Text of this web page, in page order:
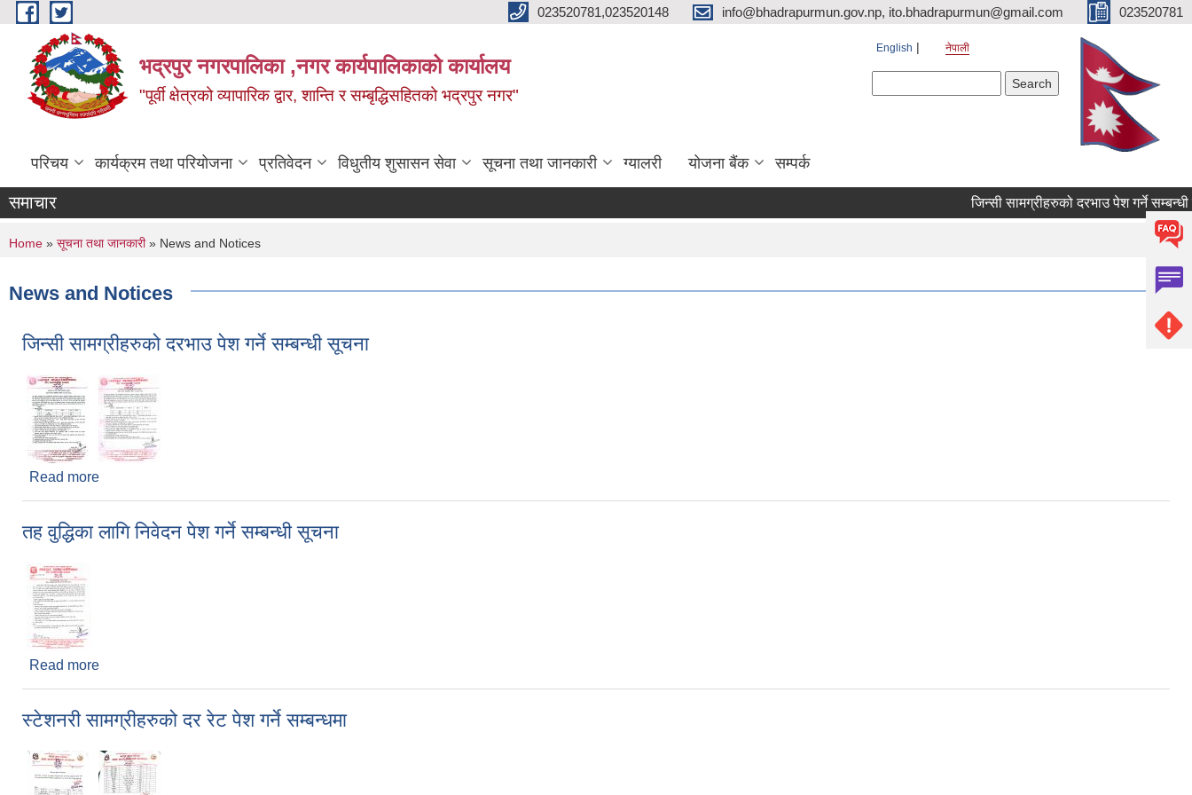
Skip to main content 023520781,023520148 info@bhadrapurmun.gov.np, ito.bhadrapurmun@gmail.com 023520781
भद्रपुर नगरपालिका ,नगर कार्यपालिकाको कार्यालय
"पूर्वी क्षेत्रको व्यापारिक द्वार, शान्ति र सम्बृद्धिसहितको भद्रपुर नगर"
English नेपाली
परिचय कार्यक्रम तथा परियोजना प्रतिवेदन विधुतीय शुसासन सेवा सूचना तथा जानकारी ग्यालरी योजना बैंक सम्पर्क
समाचार जिन्सी सामग्रीहरुको दरभाउ पेश गर्ने सम्बन्धी सूचना
You are here
Home » सूचना तथा जानकारी» News and Notices
News and Notices
जिन्सी सामग्रीहरुको दरभाउ पेश गर्ने सम्बन्धी सूचना
Read more
तह वुद्धिका लागि निवेदन पेश गर्ने सम्बन्धी सूचना
Read more
स्टेशनरी सामग्रीहरुको दर रेट पेश गर्ने सम्बन्धमा